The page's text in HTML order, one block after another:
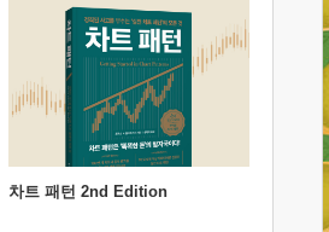
차트 패턴 2nd Edition